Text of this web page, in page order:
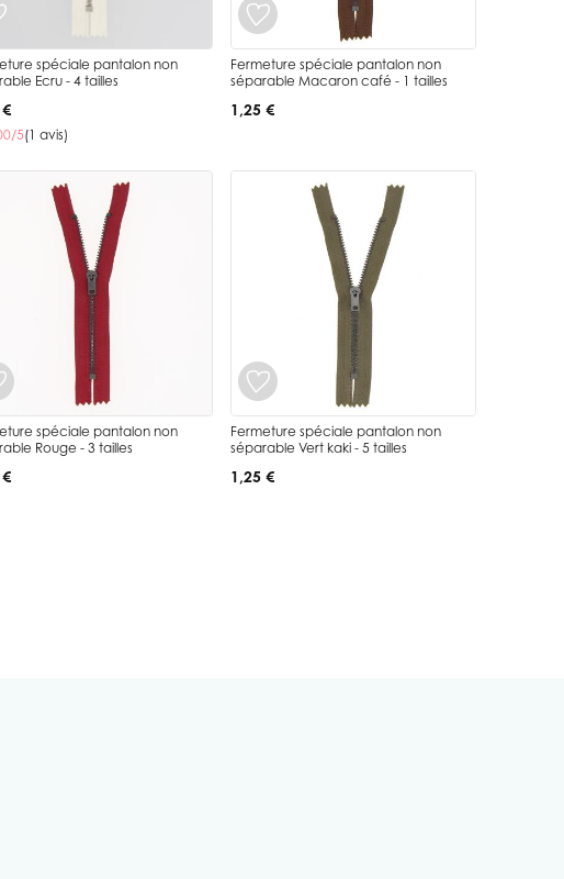
spéciale pantalon non
Ecru - 4 tailles
5(1 avis)
Fermeture spéciale pantalon non
séparable Macaron café - 1 tailles
1,25 €
spéciale pantalon non
Rouge - 3 tailles
Fermeture spéciale pantalon non
séparable Vert kaki - 5 tailles
1,25 €